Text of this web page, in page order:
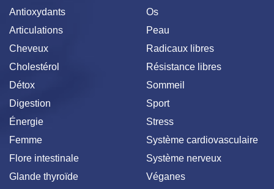
Antioxydants
Articulations
Cheveux
Cholestérol
Détox
Digestion
Énergie
Femme
Flore intestinale
Glande thyroïde
Os
Peau
Radicaux libres
Résistance libres
Sommeil
Sport
Stress
Système cardiovasculaire
Système nerveux
Véganes